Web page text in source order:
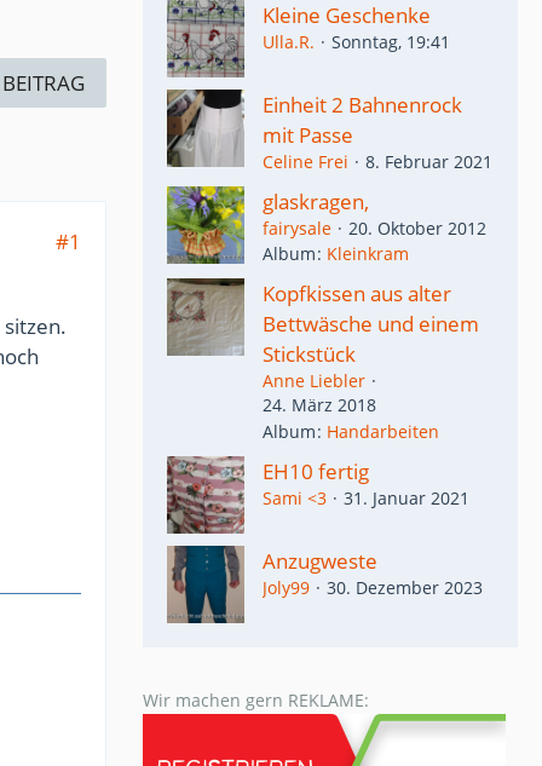
#1
Kleine Geschenke
Ulla.R. Sonntag, 19:41
Einheit 2 Bahnenrock
mit Passe
Celine Frei 8. Februar 2021
glaskragen,
fairysale
20. Oktober 2012
Album Kleinkram
Kopfkissen aus alter
Bettwäsche und einem
Stickstück
Anne Liebler
24. März 2018
Album Handarbeiten
EH10 fertig
Sami <3 31. Januar 2021
Anzugweste
Joly99 30. Dezember 2023
Wir machen gern REKLAME: